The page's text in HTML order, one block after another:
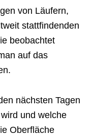
von Läufern,
stattfindenden
beobachtet
auf das
nächsten Tagen
und welche
Oberfläche